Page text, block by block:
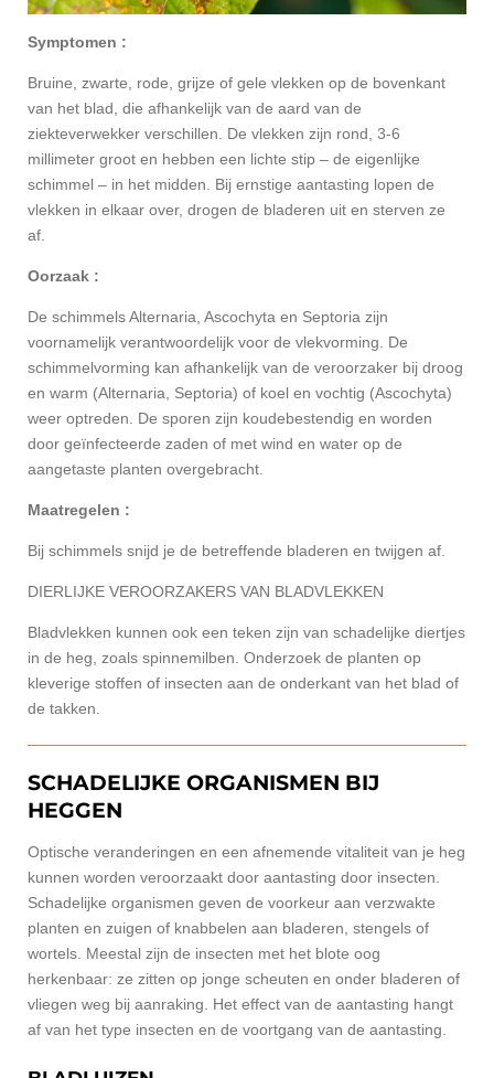
Symptomen :
Bruine, zwarte, rode, grijze of gele vlekken op de bovenkant
van het blad, die afhankelijk van de aard van de
ziekteverwekker verschillen. De vlekken zijn rond, 3-6
millimeter groot en hebben een lichte stip – de eigenlijke
schimmel – in het midden. Bij ernstige aantasting lopen de
vlekken in elkaar over, drogen de bladeren uit en sterven ze
af.
Oorzaak :
De schimmels Alternaria, Ascochyta en Septoria zijn
voornamelijk verantwoordelijk voor de vlekvorming. De
schimmelvorming kan afhankelijk van de veroorzaker bij droog
en warm (Alternaria, Septoria) of koel en vochtig (Ascochyta)
weer optreden. De sporen zijn koudebestendig en worden
door geïnfecteerde zaden of met wind en water op de
aangetaste planten overgebracht.
Maatregelen :
Bij schimmels snijd je de betreffende bladeren en twijgen af.
DIERLIJKE VEROORZAKERS VAN BLADVLEKKEN
Bladvlekken kunnen ook een teken zijn van schadelijke diertjes
in de heg, zoals spinnemilben. Onderzoek de planten op
kleverige stoffen of insecten aan de onderkant van het blad of
de takken.
SCHADELIJKE ORGANISMEN BIJ
HEGGEN
Optische veranderingen en een afnemende vitaliteit van je heg
kunnen worden veroorzaakt door aantasting door insecten.
Schadelijke organismen geven de voorkeur aan verzwakte
planten en zuigen of knabbelen aan bladeren, stengels of
wortels. Meestal zijn de insecten met het blote oog
herkenbaar: ze zitten op jonge scheuten en onder bladeren of
vliegen weg bij aanraking. Het effect van de aantasting hangt
af van het type insecten en de voortgang van de aantasting.